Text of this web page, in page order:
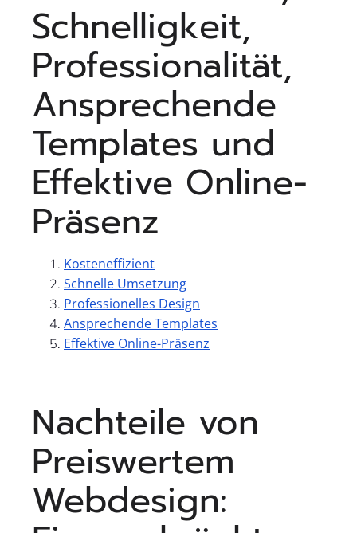
Schnelligkeit,
Professionalität,
Ansprechende
Templates und
Effektive Online-
Präsenz
Kosteneffizient
Schnelle Umsetzung
Professionelles Design
Ansprechende Templates
Effektive Online-Präsenz
Nachteile von
Preiswertem
Webdesign: